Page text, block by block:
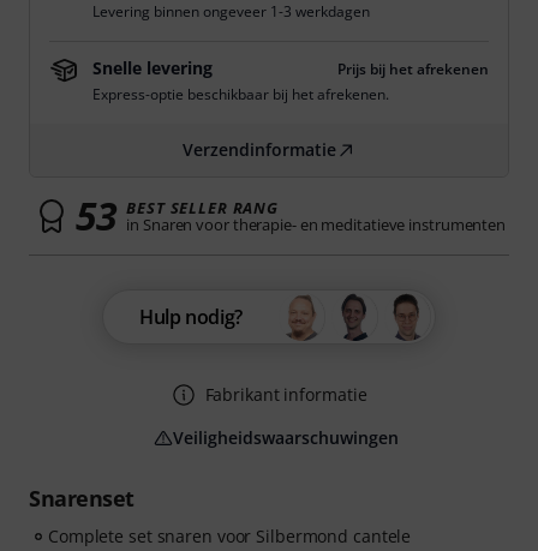
Snarenset
Complete set snaren voor Silbermond cantele
Levering binnen ongeveer 1-3 werkdagen
Snelle levering
Prijs bij het afrekenen
Express-optie beschikbaar bij het afrekenen.
Verzendinformatie
53 BEST SELLER RANG
in Snaren voor therapie- en meditatieve instrumenten
Hulp nodig?
Fabrikant informatie
Veiligheidswaarschuwingen